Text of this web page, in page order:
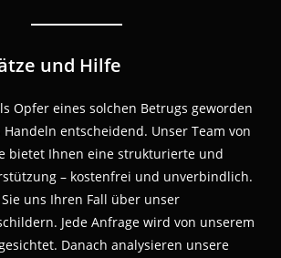
und Hilfe
Opfer eines solchen Betrugs geworden
entscheidend. Unser Team von
bietet Ihnen eine strukturierte und
– kostenfrei und unverbindlich.
uns Ihren Fall über unser
Jede Anfrage wird von unserem
Danach analysieren unsere